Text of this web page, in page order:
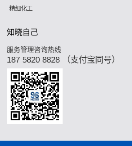
精细化工
知晓自己
服务管理咨询热线
187 5820 8828 （支付宝同号）